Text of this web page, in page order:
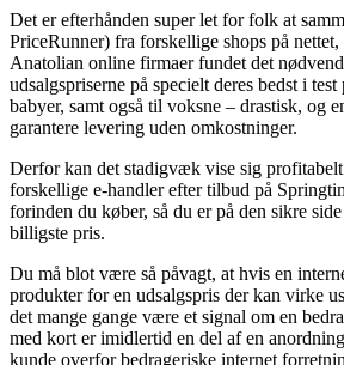
Det er efterhånden super let for folk at
PriceRunner) fra forskellige shops på nettet,
Anatolian online firmaer fundet det
udsalgspriserne på specielt deres bedst i
babyer, samt også til voksne – drastisk, og
garantere levering uden omkostninger.
Derfor kan det stadigvæk vise sig
forskellige e-handler efter tilbud på
forinden du køber, så du er på den sikre
billigste pris.
Du må blot være så påvagt, at hvis en
produkter for en udsalgspris der kan virke
det mange gange være et signal om en
med kort er imidlertid en del af en
kunde overfor bedrageriske internet